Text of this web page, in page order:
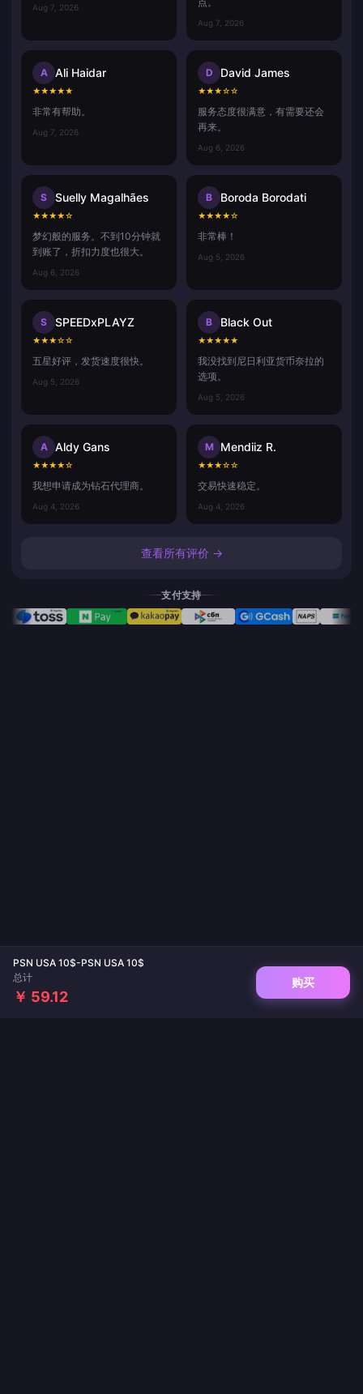
PSN USA 10$-PSN USA 10$
总计
￥ 59.12
购买
Aug 7, 2026
Aug 7, 2026
A Ali Haidar
★★★★★
非常有帮助。
Aug 7, 2026
D David James
★★★☆☆
服务态度很满意，有需要还会
再来。
Aug 6, 2026
S Suelly Magalhães
★★★★☆
梦幻般的服务。不到10分钟就
到账了，折扣力度也很大。
Aug 6, 2026
B Boroda Borodati
★★★★☆
非常棒！
Aug 5, 2026
S SPEEDxPLAYZ
★★★☆☆
五星好评，发货速度很快。
Aug 5, 2026
B Black Out
★★★★★
我没找到尼日利亚货币奈拉的
选项。
Aug 5, 2026
A Aldy Gans
★★★★☆
我想申请成为钻石代理商。
Aug 4, 2026
M Mendiiz R.
★★★☆☆
交易快速稳定。
Aug 4, 2026
查看所有评价 →
支付支持